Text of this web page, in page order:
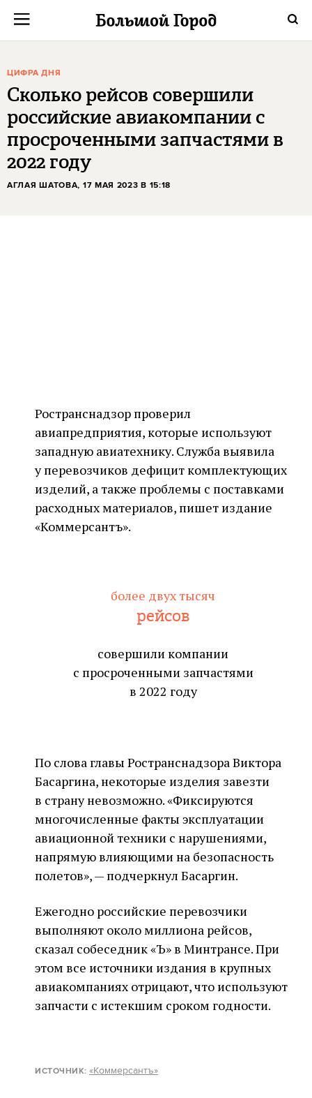
ЦИФРА ДНЯ
Сколько рейсов совершили
российские авиакомпании с
просроченными запчастями в
2022 году
АГЛАЯ ШАТОВА, 17 МАЯ 2023 В 15:18
Ространснадзор проверил
авиапредприятия, которые используют
западную авиатехнику. Служба выявила
у перевозчиков дефицит комплектующих
изделий, а также проблемы с поставками
расходных материалов, пишет издание
«Коммерсантъ».
более двух тысяч
рейсов
совершили компании
с просроченными запчастями
в 2022 году
По слова главы Ространснадзора Виктора
Басаргина, некоторые изделия завезти
в страну невозможно. «Фиксируются
многочисленные факты эксплуатации
авиационной техники с нарушениями,
напрямую влияющими на безопасность
полетов», — подчеркнул Басаргин.
Ежегодно российские перевозчики
выполняют около миллиона рейсов,
сказал собеседник «Ъ» в Минтрансе. При
этом все источники издания в крупных
авиакомпаниях отрицают, что используют
запчасти с истекшим сроком годности.
ИСТОЧНИК: «Коммерсантъ»